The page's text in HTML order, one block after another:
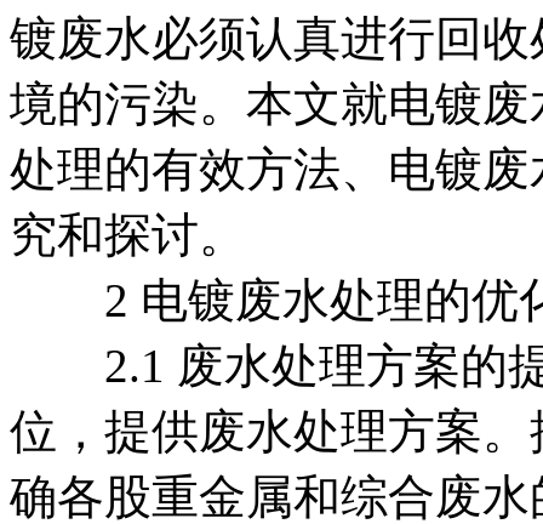
镀废水必须认真进行回
境的污染。本文就电镀
处理的有效方法、电镀
究和探讨。
2 电镀废水处理的优
2.1 废水处理方案的提
位，提供废水处理方案
确各股重金属和综合废